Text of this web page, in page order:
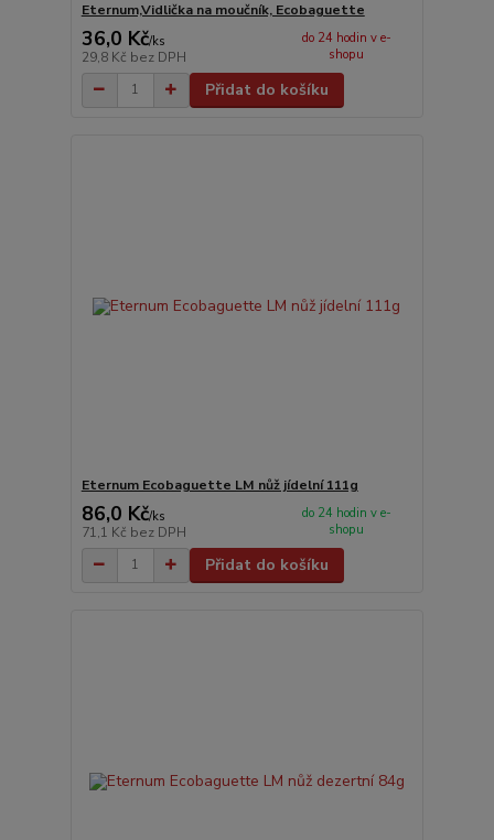
Eternum,Vidlička na moučník, Ecobaguette
36,0 Kč/ks
29,8 Kč bez DPH
do 24 hodin v e-
shopu
Přidat do košíku
Eternum Ecobaguette LM nůž jídelní 111g
86,0 Kč/ks
71,1 Kč bez DPH
do 24 hodin v e-
shopu
Přidat do košíku